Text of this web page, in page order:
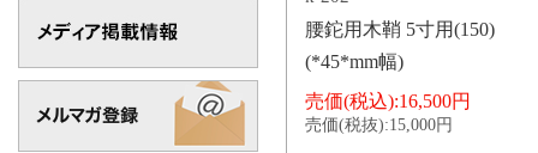
腰鉈用木鞘 5寸用(150)
(*45*mm幅)
売価(税込):16,500円
売価(税抜):15,000円